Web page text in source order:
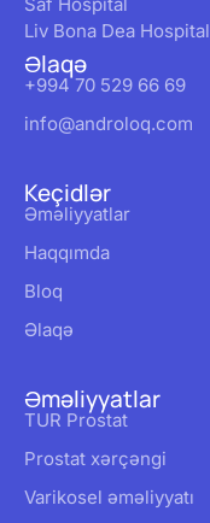
Saf Hospital
Liv Bona Dea Hospital
Əlaqə
+994 70 529 66 69
info@androloq.com
Keçidlər
Əməliyyatlar
Haqqımda
Bloq
Əlaqə
Əməliyyatlar
TUR Prostat
Prostat xərçəngi
Varikosel əməliyyatı